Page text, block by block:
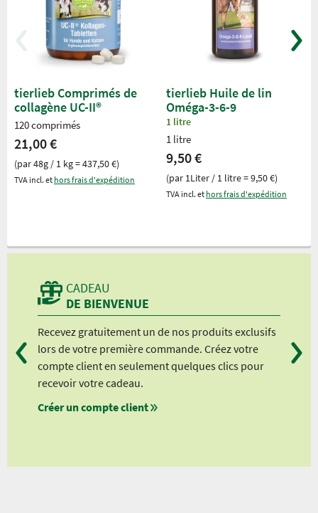
tierlieb Comprimés de
collagène UC-II®
120 comprimés
21,00 €
(par 48g / 1 kg = 437,50 €)
TVA incl. et hors frais d'expédition
tierlieb Huile de lin
Oméga-3-6-9
1 litre
1 litre
9,50 €
(par 1Liter / 1 litre = 9,50 €)
TVA incl. et hors frais d'expédition
CADEAU
DE BIENVENUE
Recevez gratuitement un de nos produits exclusifs
lors de votre première commande. Créez votre
compte client en seulement quelques clics pour
recevoir votre cadeau.
Créer un compte client